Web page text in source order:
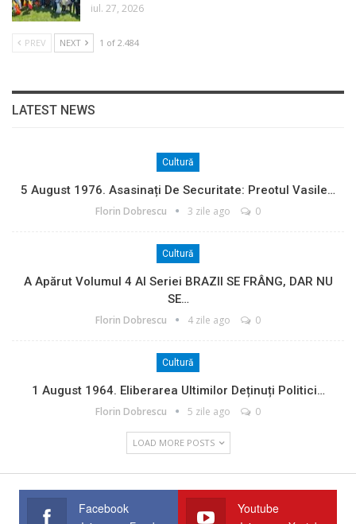
iul. 27, 2026
PREV NEXT 1 of 2.484
LATEST NEWS
Cultură
5 August 1976. Asasinați De Securitate: Preotul Vasile…
Florin Dobrescu 3 zile ago 0
Cultură
A Apărut Volumul 4 Al Seriei BRAZII SE FRÂNG, DAR NU
SE…
Florin Dobrescu 4 zile ago 0
Cultură
1 August 1964. Eliberarea Ultimilor Deținuți Politici…
Florin Dobrescu 5 zile ago 0
LOAD MORE POSTS
Facebook Youtube